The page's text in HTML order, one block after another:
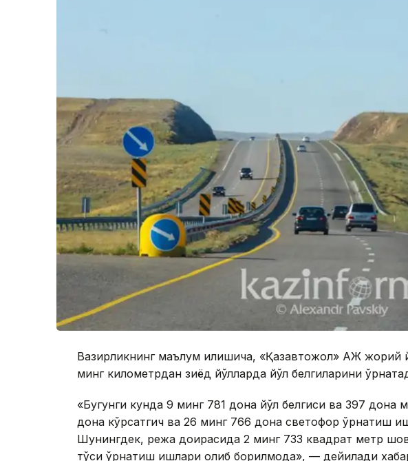
Вазирликнинг маълум қилишича, «Қазавтожол» АЖ жорий
минг километрдан зиёд йўлларда йўл белгиларини
«Бугунги кунда 9 минг 781 дона йўл белгиси ва 397 дона
дона кўрсатгич ва 26 минг 766 дона светофор ўрнатиш
Шунингдек, режа доирасида 2 минг 733 квадрат метр
тўсиқ ўрнатиш ишлари олиб борилмоқда», — дейилади